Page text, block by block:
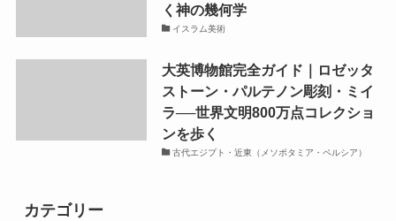
く神の幾何学
イスラム美術
大英博物館完全ガイド｜ロゼッタ
ストーン・パルテノン彫刻・ミイ
ラ──世界文明800万点コレクショ
ンを歩く
古代エジプト・近東（メソポタミア・ペルシア）
カテゴリー